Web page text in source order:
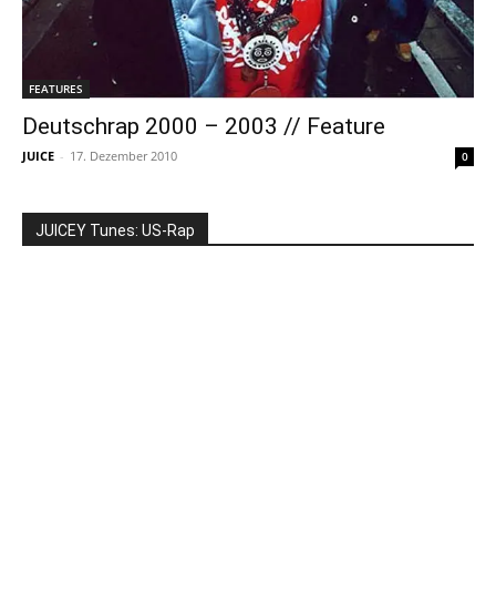
FEATURES
Deutschrap 2000 – 2003 // Feature
JUICE - 17. Dezember 2010 0
JUICEY Tunes: US-Rap